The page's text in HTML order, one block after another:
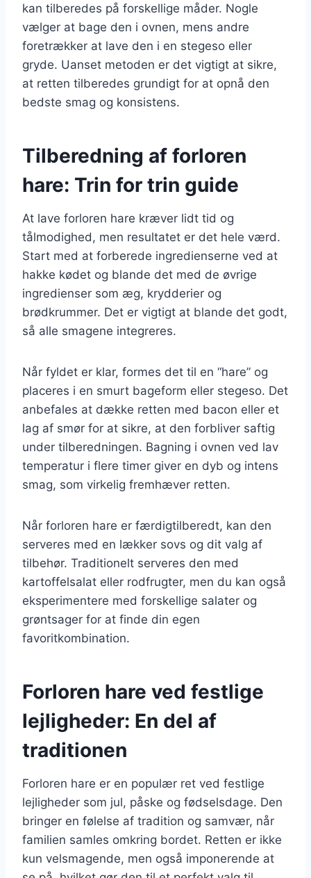
kan tilberedes på forskellige måder. Nogle
vælger at bage den i ovnen, mens andre
foretrækker at lave den i en stegeso eller
gryde. Uanset metoden er det vigtigt at sikre,
at retten tilberedes grundigt for at opnå den
bedste smag og konsistens.
Tilberedning af forloren
hare: Trin for trin guide
At lave forloren hare kræver lidt tid og
tålmodighed, men resultatet er det hele værd.
Start med at forberede ingredienserne ved at
hakke kødet og blande det med de øvrige
ingredienser som æg, krydderier og
brødkrummer. Det er vigtigt at blande det godt,
så alle smagene integreres.
Når fyldet er klar, formes det til en “hare” og
placeres i en smurt bageform eller stegeso. Det
anbefales at dække retten med bacon eller et
lag af smør for at sikre, at den forbliver saftig
under tilberedningen. Bagning i ovnen ved lav
temperatur i flere timer giver en dyb og intens
smag, som virkelig fremhæver retten.
Når forloren hare er færdigtilberedt, kan den
serveres med en lækker sovs og dit valg af
tilbehør. Traditionelt serveres den med
kartoffelsalat eller rodfrugter, men du kan også
eksperimentere med forskellige salater og
grøntsager for at finde din egen
favoritkombination.
Forloren hare ved festlige
lejligheder: En del af
traditionen
Forloren hare er en populær ret ved festlige
lejligheder som jul, påske og fødselsdage. Den
bringer en følelse af tradition og samvær, når
familien samles omkring bordet. Retten er ikke
kun velsmagende, men også imponerende at